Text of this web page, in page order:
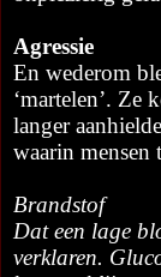
Agressie
En wederom
‘martelen’. Ze
langer
waarin mensen
Brandstof
Dat een lage
verklaren.